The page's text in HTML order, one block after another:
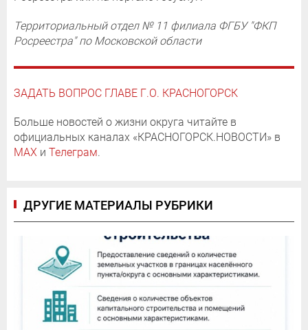
Территориальный отдел № 11 филиала ФГБУ "ФКП
Росреестра" по Московской области
ЗАДАТЬ ВОПРОС ГЛАВЕ Г.О. КРАСНОГОРСК
Больше новостей о жизни округа читайте в
официальных каналах «КРАСНОГОРСК.НОВОСТИ» в
MAX и Телеграм.
ДРУГИЕ МАТЕРИАЛЫ РУБРИКИ